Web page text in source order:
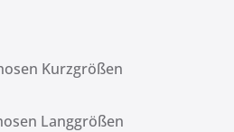
Kurzgrößen
Langgrößen